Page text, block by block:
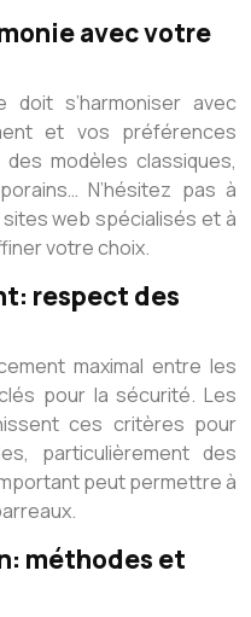
avec votre
s’harmoniser avec
et vos préférences
modèles classiques,
N’hésitez pas à
web spécialisés et à
votre choix.
respect des
maximal entre les
pour la sécurité. Les
ces critères pour
particulièrement des
peut permettre à
méthodes et